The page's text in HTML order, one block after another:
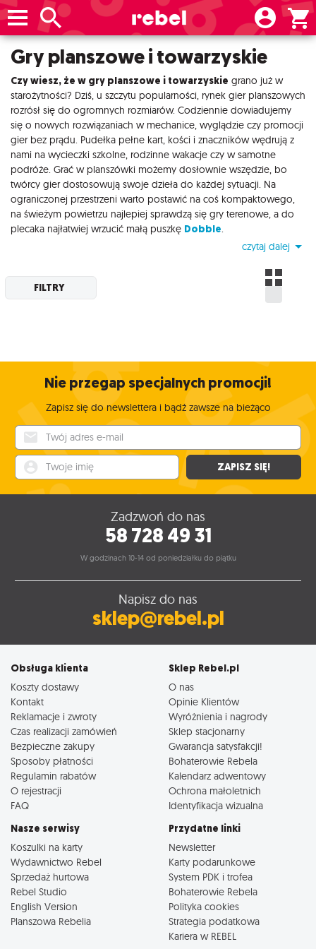
Gry planszowe i towarzyskie
Czy wiesz, że w gry planszowe i towarzyskie grano już w
starożytności? Dziś, u szczytu popularności, rynek gier planszowych
rozrósł się do ogromnych rozmiarów. Codziennie dowiadujemy
się o nowych rozwiązaniach w mechanice, wyglądzie czy promocji
gier bez prądu. Pudełka pełne kart, kości i znaczników wędrują z
nami na wycieczki szkolne, rodzinne wakacje czy w samotne
podróże. Grać w planszówki możemy dosłownie wszędzie, bo
twórcy gier dostosowują swoje dzieła do każdej sytuacji. Na
ograniczonej przestrzeni warto postawić na coś kompaktowego,
na świeżym powietrzu najlepiej sprawdzą się gry terenowe, a do
plecaka najłatwiej wrzucić małą puszkę Dobble.
czytaj dalej
FILTRY
Nie przegap specjalnych promocji!
Zapisz się do newslettera i bądź zawsze na bieżąco
ZAPISZ SIĘ!
Zadzwoń do nas
58 728 49 31
W godzinach 10-14 od poniedziałku do piątku
Napisz do nas
sklep@rebel.pl
Obsługa klienta
Koszty dostawy
Kontakt
Reklamacje i zwroty
Czas realizacji zamówień
Bezpieczne zakupy
Sposoby płatności
Regulamin rabatów
O rejestracji
FAQ
Sklep Rebel.pl
O nas
Opinie Klientów
Wyróżnienia i nagrody
Sklep stacjonarny
Gwarancja satysfakcji!
Bohaterowie Rebela
Kalendarz adwentowy
Ochrona małoletnich
Identyfikacja wizualna
Nasze serwisy
Koszulki na karty
Wydawnictwo Rebel
Sprzedaż hurtowa
Rebel Studio
English Version
Planszowa Rebelia
Przydatne linki
Newsletter
Karty podarunkowe
System PDK i trofea
Bohaterowie Rebela
Polityka cookies
Strategia podatkowa
Kariera w REBEL